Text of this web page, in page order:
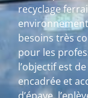
recyclage
besoins très
pour les
l’objectif est
encadrée et